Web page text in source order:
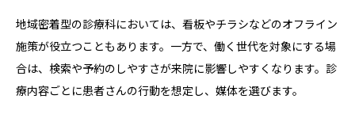
地域密着型の診療科においては、看板やチラシなどのオフライン
施策が役立つこともあります。一方で、働く世代を対象にする場
合は、検索や予約のしやすさが来院に影響しやすくなります。診
療内容ごとに患者さんの行動を想定し、媒体を選びます。